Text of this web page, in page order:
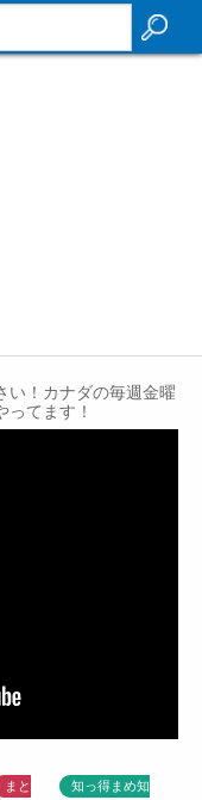
い！カナダの毎週金曜
てます！
まと 知っ得まめ知